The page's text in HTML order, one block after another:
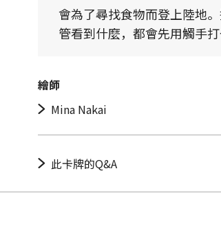
會為了尋找食物而登上陸地
管看到什麼，都會先用觸手打
繪師
Mina Nakai
此卡牌的Q&A